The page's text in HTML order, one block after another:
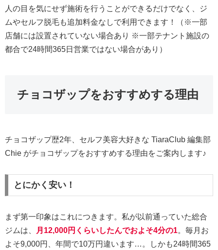
人の目を気にせず施術を行うことができるだけでなく、ジ
ムやセルフ脱毛も追加料金なしで利用できます！（※一部
店舗には設置されていない場合あり ※一部テナント施設の
都合で24時間365日営業ではない場合があり）
チョコザップをおすすめする理由
チョコザップ歴2年、セルフ美容大好きな TiaraClub 編集部
Chie がチョコザップをおすすめする理由をご案内します♪
とにかく安い！
まず第一印象はこれにつきます。私が以前通っていた総合
ジムは、
月12,000円くらいしたんでおよそ4分の1。毎月お
よそ9,000円、年間で10万円違います…。しかも24時間365